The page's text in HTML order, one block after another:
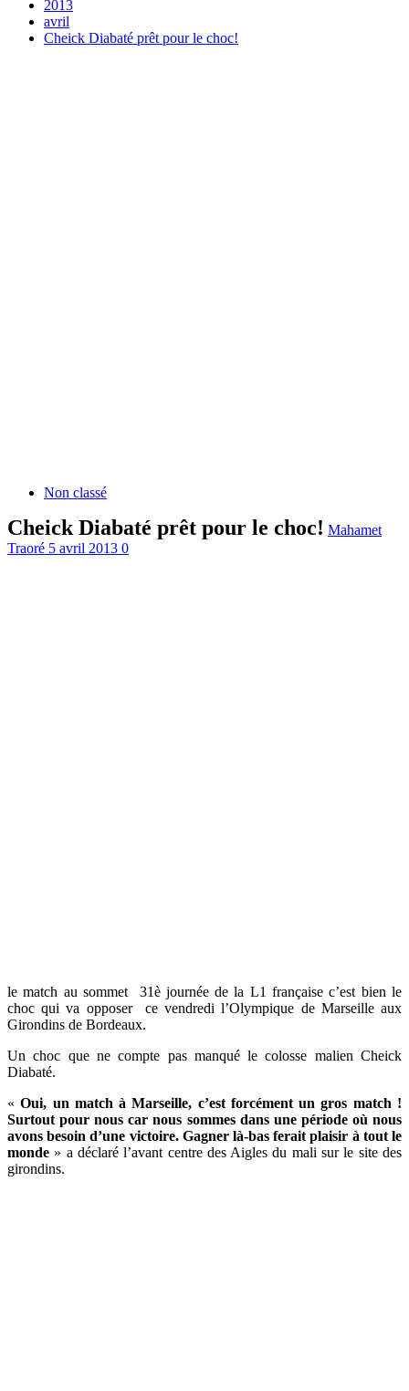
2013
avril
Cheick Diabaté prêt pour le choc!
Non classé
Cheick Diabaté prêt pour le choc! Mahamet
Traoré 5 avril 2013 0
le match au sommet 31è journée de la L1 française c’est bien le
choc qui va opposer ce vendredi l’Olympique de Marseille aux
Girondins de Bordeaux.
Un choc que ne compte pas manqué le colosse malien Cheick
Diabaté.
«Oui, un match à Marseille, c’est forcément un gros match !
Surtout pour nous car nous sommes dans une période où nous
avons besoin d’une victoire. Gagner là-bas ferait plaisir à tout le
monde » a déclaré l’avant centre des Aigles du mali sur le site des
girondins.